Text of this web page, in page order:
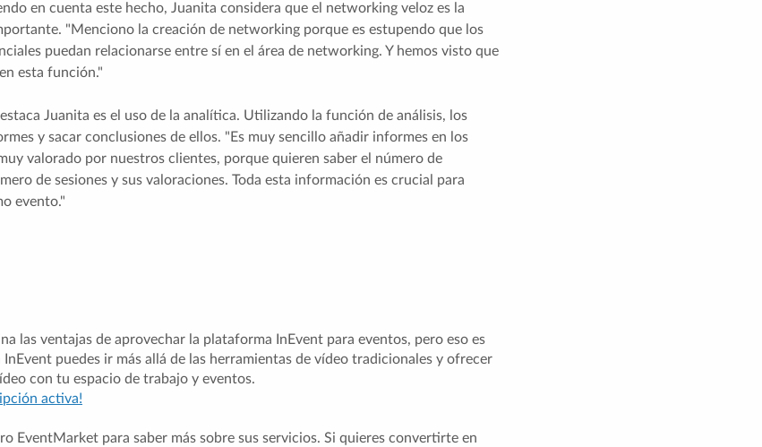
en cuenta este hecho, Juanita considera que el networking veloz es la
"Menciono la creación de networking porque es estupendo que los
puedan relacionarse entre sí en el área de networking. Y hemos visto que
esta función."
Juanita es el uso de la analítica. Utilizando la función de análisis, los
y sacar conclusiones de ellos. "Es muy sencillo añadir informes en los
valorado por nuestros clientes, porque quieren saber el número de
de sesiones y sus valoraciones. Toda esta información es crucial para
evento."
las ventajas de aprovechar la plataforma InEvent para eventos, pero eso es
puedes ir más allá de las herramientas de vídeo tradicionales y ofrecer
con tu espacio de trabajo y eventos.
activa!
EventMarket para saber más sobre sus servicios. Si quieres convertirte en